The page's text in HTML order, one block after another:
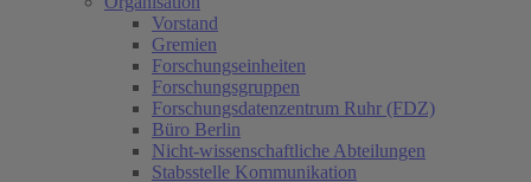
Vorstand
Gremien
Forschungseinheiten
Forschungsgruppen
Forschungsdatenzentrum Ruhr (FDZ)
Büro Berlin
Nicht-wissenschaftliche Abteilungen
Stabsstelle Kommunikation